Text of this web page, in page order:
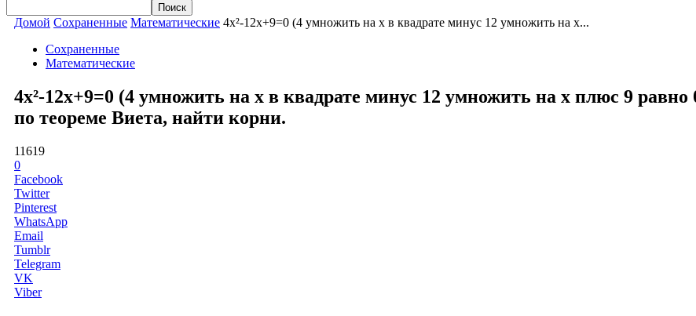
Домой Сохраненные Математические 4x²-12x+9=0 (4 умножить на x в квадрате минус 12 умножить на x...
Сохраненные
Математические
4x²-12x+9=0 (4 умножить на x в квадрате минус 12 умножить на x плюс 9
по теореме Виета, найти корни.
11619
0
Facebook
Twitter
Pinterest
WhatsApp
Email
Tumblr
Telegram
VK
Viber